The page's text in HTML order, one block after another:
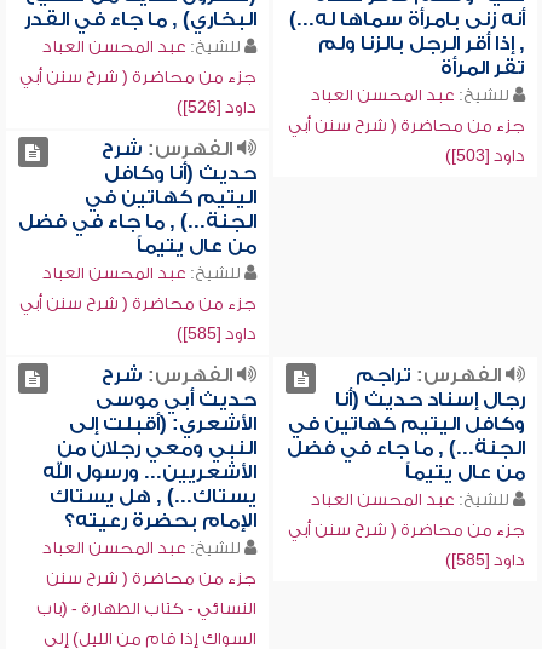
أنه زنى بامرأة سماها له...)
, إذا أقر الرجل بالزنا ولم
تقر المرأة
للشيخ: عبد المحسن العباد
جزء من محاضرة ( شرح سنن أبي
داود [503])
البخاري) , ما جاء في القدر
للشيخ: عبد المحسن العباد
جزء من محاضرة ( شرح سنن أبي
داود [526])
الفهرس: شرح
حديث (أنا وكافل
اليتيم كهاتين في
الجنة...) , ما جاء في فضل
من عال يتيماً
للشيخ: عبد المحسن العباد
جزء من محاضرة ( شرح سنن أبي
داود [585])
الفهرس: تراجم
رجال إسناد حديث (أنا
وكافل اليتيم كهاتين في
الجنة...) , ما جاء في فضل
من عال يتيماً
للشيخ: عبد المحسن العباد
جزء من محاضرة ( شرح سنن أبي
داود [585])
الفهرس: شرح
حديث أبي موسى
الأشعري: (أقبلت إلى
النبي ومعي رجلان من
الأشعريين... ورسول الله
يستاك...) , هل يستاك
الإمام بحضرة رعيته؟
للشيخ: عبد المحسن العباد
جزء من محاضرة ( شرح سنن
النسائي - كتاب الطهارة - (باب
السواك إذا قام من الليل) إلى